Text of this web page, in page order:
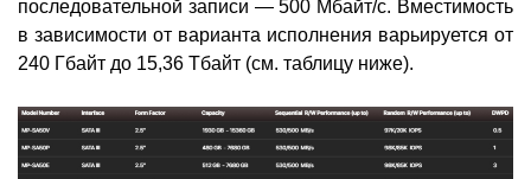
последовательной записи — 500 Мбайт/с. Вместимость
в зависимости от варианта исполнения варьируется от
240 Гбайт до 15,36 Тбайт (см. таблицу ниже).